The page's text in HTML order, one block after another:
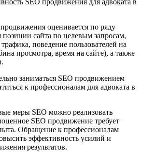
SEO продвижения для адвоката в
оценивается по ряду
позиции сайта по целевым запросам,
поведение пользователей на
просмотра, время на сайте), а также
заниматься SEO продвижением
к профессионалам для адвоката в
меры SEO можно реализовать
SEO продвижение требует
Обращение к профессионалам
эффективность усилий и
результатов.